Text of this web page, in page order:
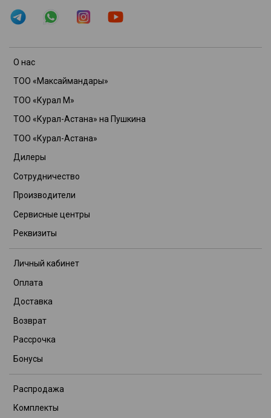
О нас
ТОО «Максаймандары»
ТОО «Курал М»
ТОО «Курал-Астана» на Пушкина
ТОО «Курал-Астана»
Дилеры
Сотрудничество
Производители
Сервисные центры
Реквизиты
Личный кабинет
Оплата
Доставка
Возврат
Рассрочка
Бонусы
Распродажа
Комплекты